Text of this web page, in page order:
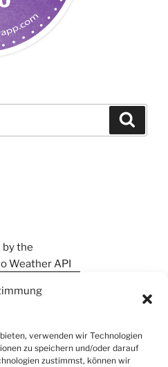
verwenden wir Technologien
zu speichern und/oder darauf
zustimmst, können wir